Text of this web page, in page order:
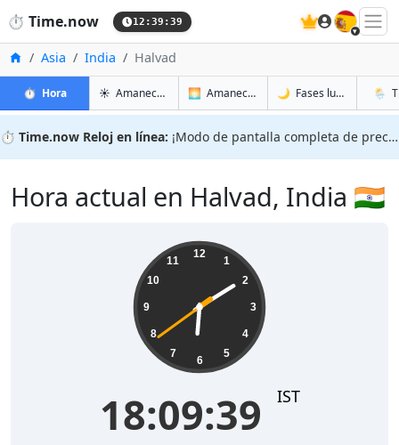
⏱️ Time.now 12:39:40 🇪🇸
Inicio
Asia India Halvad
⏱️ Horaen Halvad
☀️ Amanecer y atardecer en Halvad
🌅 Amanecer y atardecer mañana en
🌙 Fases lunares en🌦️
⏱️ Time.now Reloj en línea: ¡Modo de pantalla completa de precisión!
Hora actual en Halvad, India 🇮🇳
12
1
2
3
4
5
6
7
8
9
10
11
18:09:40 IST